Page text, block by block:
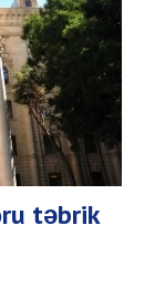
təbrik